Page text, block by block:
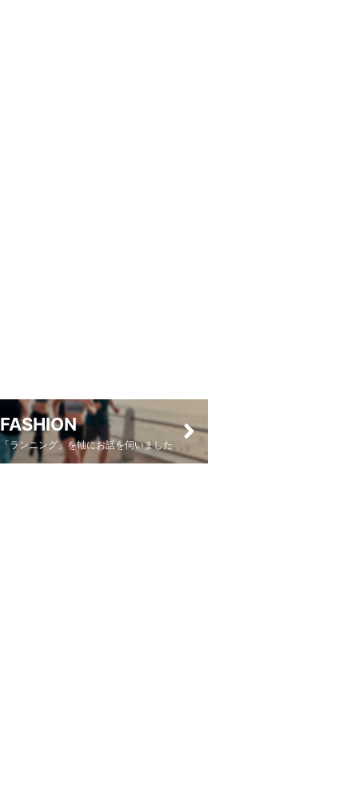
FASHION
「ランニング」を軸にお話を伺いました